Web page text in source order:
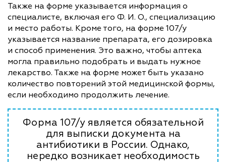
Также на форме указывается информация о
специалисте, включая его Ф. И. О., специализацию
и место работы. Кроме того, на форме 107/у
указывается название препарата, его дозировка
и способ применения. Это важно, чтобы аптека
могла правильно подобрать и выдать нужное
лекарство. Также на форме может быть указано
количество повторений этой медицинской формы,
если необходимо продолжить лечение.
Форма 107/у является обязательной
для выписки документа на
антибиотики в России. Однако,
нередко возникает необходимость